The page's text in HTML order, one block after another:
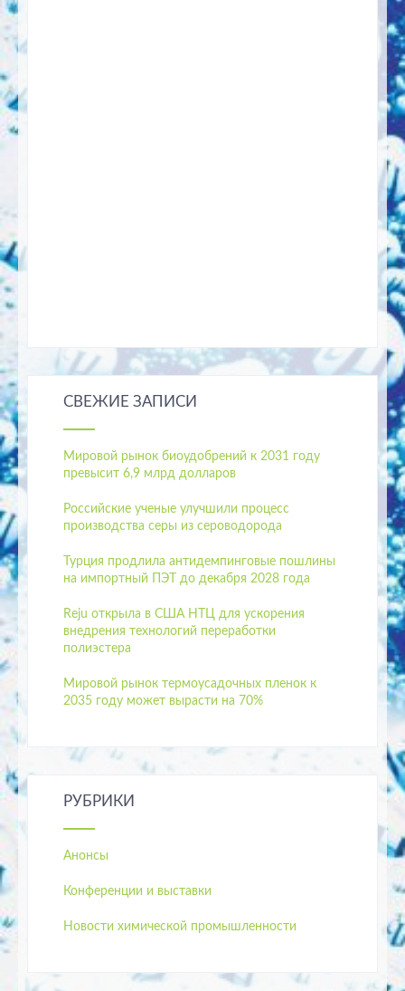
СВЕЖИЕ ЗАПИСИ
Мировой рынок биоудобрений к 2031 году
превысит 6,9 млрд долларов
Российские ученые улучшили процесс
производства серы из сероводорода
Турция продлила антидемпинговые пошлины
на импортный ПЭТ до декабря 2028 года
Reju открыла в США НТЦ для ускорения
внедрения технологий переработки
полиэстера
Мировой рынок термоусадочных пленок к
2035 году может вырасти на 70%
РУБРИКИ
Анонсы
Конференции и выставки
Новости химической промышленности